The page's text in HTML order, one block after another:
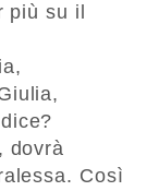
più su il
dovrà
Così